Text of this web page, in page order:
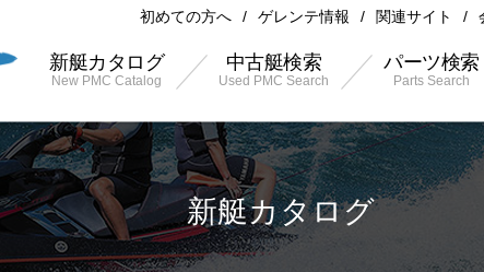
初めての方へ ゲレンテ情報 関連サイト
新艇カタログ
New PMC Catalog
中古艇検索
Used PMC Search
パーツ検索
Parts Search
新艇カタログ